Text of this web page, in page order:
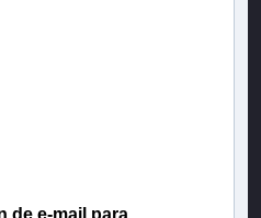
de e-mail para